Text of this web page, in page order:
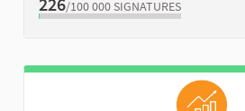
/100 000 SIGNATURES